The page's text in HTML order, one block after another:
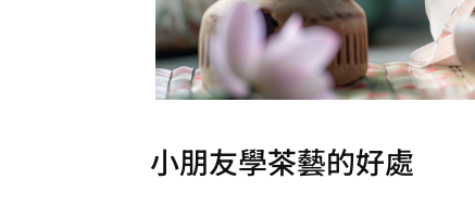
小朋友學茶藝的好處